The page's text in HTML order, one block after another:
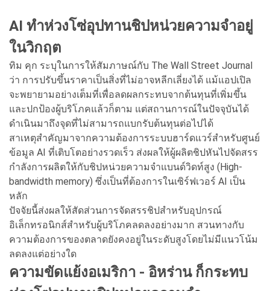
AI ทำห่วงโซ่อุปทานชิปหน่วยความจำอยู่
ในวิกฤต
ทิม คุก ระบุในการให้สัมภาษณ์กับ The Wall Street Journal
ว่า การปรับขึ้นราคาเป็นสิ่งที่ไม่อาจหลีกเลี่ยงได้ แม้แอปเปิล
จะพยายามอย่างเต็มที่เพื่อลดผลกระทบจากต้นทุนที่เพิ่มขึ้น
และปกป้องผู้บริโภคแล้วก็ตาม แต่สถานการณ์ในปัจจุบันได้
ดำเนินมาถึงจุดที่ไม่สามารถแบกรับต้นทุนต่อไปได้
สาเหตุสำคัญมาจากความต้องการระบบฮาร์ดแวร์สำหรับศูนย์
ข้อมูล AI ที่เติบโตอย่างรวดเร็ว ส่งผลให้ผู้ผลิตชิปหันไปจัดสรร
กำลังการผลิตให้กับชิปหน่วยความจำแบนด์วิดท์สูง (High-
bandwidth memory) ซึ่งเป็นที่ต้องการในเซิร์ฟเวอร์ AI เป็น
หลัก
ปัจจัยนี้ส่งผลให้สัดส่วนการจัดสรรชิปสำหรับอุปกรณ์
อิเล็กทรอนิกส์สำหรับผู้บริโภคลดลงอย่างมาก สวนทางกับ
ความต้องการของตลาดยังคงอยู่ในระดับสูงโดยไม่มีแนวโน้ม
ลดลงแต่อย่างใด
ความขัดแย้งอเมริกา - อิหร่าน ก็กระทบ